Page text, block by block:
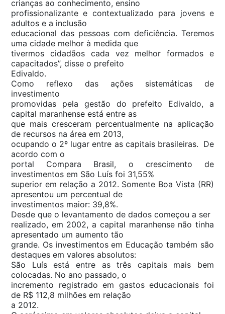
crianças ao conhecimento, ensino
profissionalizante e contextualizado para jovens e
adultos e a inclusão
educacional das pessoas com deficiência. Teremos
uma cidade melhor à medida que
tivermos cidadãos cada vez melhor formados e
capacitados”, disse o prefeito
Edivaldo.
Como reflexo das ações sistemáticas de
investimento
promovidas pela gestão do prefeito Edivaldo, a
capital maranhense está entre as
que mais cresceram percentualmente na aplicação
de recursos na área em 2013,
ocupando o 2º lugar entre as capitais brasileiras. De
acordo com o
portal Compara Brasil, o crescimento de
investimentos em São Luís foi 31,55%
superior em relação a 2012. Somente Boa Vista (RR)
apresentou um percentual de
investimentos maior: 39,8%.
Desde que o levantamento de dados começou a ser
realizado, em 2002, a capital maranhense não tinha
apresentado um aumento tão
grande. Os investimentos em Educação também são
destaques em valores absolutos:
São Luís está entre as três capitais mais bem
colocadas. No ano passado, o
incremento registrado em gastos educacionais foi
de R$ 112,8 milhões em relação
a 2012.